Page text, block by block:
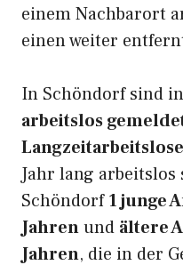
einem Nachbarort
einen weiter
In Schöndorf sind
arbeitslos
Langzeitarbeitslose
Jahr lang
Schöndorf1 junge
Jahrenund ältere
Jahren, die in der